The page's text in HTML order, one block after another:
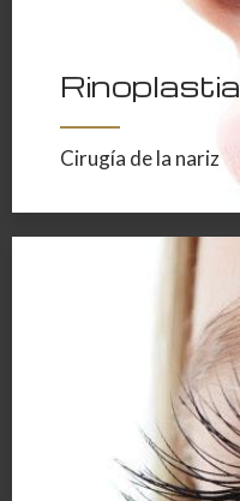
Rinoplastia
Cirugía de la nariz